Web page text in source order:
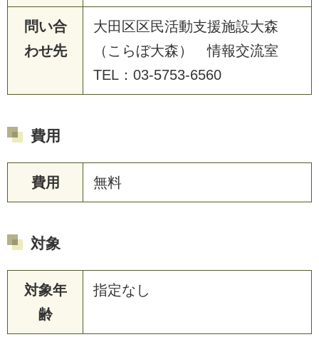
問い合
わせ先
大田区区民活動支援施設大森
（こらぼ大森） 情報交流室
TEL：03-5753-6560
費用
費用 無料
対象
対象年
齢
指定なし